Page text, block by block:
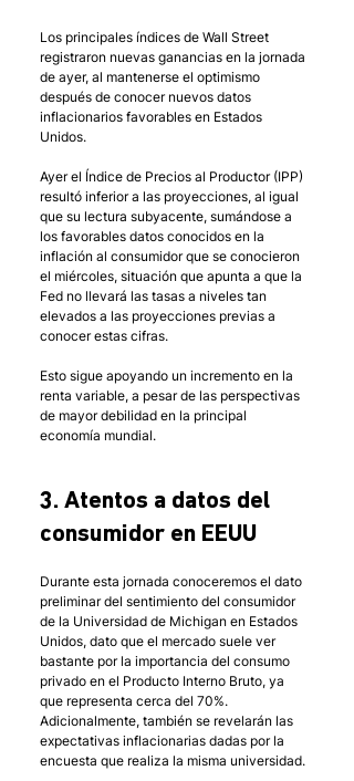
Los principales índices de Wall Street
registraron nuevas ganancias en la jornada
de ayer, al mantenerse el optimismo
después de conocer nuevos datos
inflacionarios favorables en Estados
Unidos.
Ayer el Índice de Precios al Productor (IPP)
resultó inferior a las proyecciones, al igual
que su lectura subyacente, sumándose a
los favorables datos conocidos en la
inflación al consumidor que se conocieron
el miércoles, situación que apunta a que la
Fed no llevará las tasas a niveles tan
elevados a las proyecciones previas a
conocer estas cifras.
Esto sigue apoyando un incremento en la
renta variable, a pesar de las perspectivas
de mayor debilidad en la principal
economía mundial.
3. Atentos a datos del
consumidor en EEUU
Durante esta jornada conoceremos el dato
preliminar del sentimiento del consumidor
de la Universidad de Michigan en Estados
Unidos, dato que el mercado suele ver
bastante por la importancia del consumo
privado en el Producto Interno Bruto, ya
que representa cerca del 70%.
Adicionalmente, también se revelarán las
expectativas inflacionarias dadas por la
encuesta que realiza la misma universidad.